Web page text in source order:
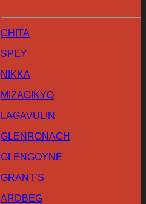
CHITA
SPEY
NIKKA
MIZAGIKYO
LAGAVULIN
GLENRONACH
GLENGOYNE
GRANT’S
ARDBEG